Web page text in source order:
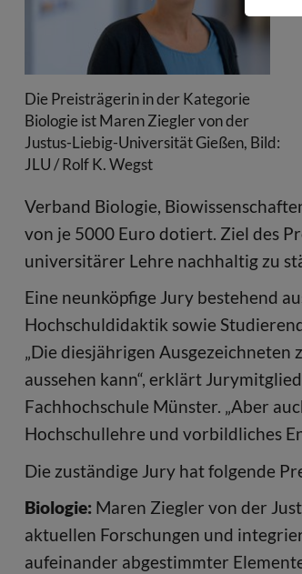
Die Preisträgerin in der Kategorie
Biologie ist Maren Ziegler von der
Justus-Liebig-Universität Gießen, Bild:
JLU / Rolf K. Wegst
Verband Biologie,
von je 5000 Euro dotiert. Ziel des
universitärer Lehre nachhaltig zu
Eine neunköpfige Jury bestehend
Hochschuldidaktik sowie
„Die diesjährigen
aussehen kann“, erklärt
Fachhochschule Münster. „Aber
Hochschullehre und vorbildliches
Die zuständige Jury hat folgende
Biologie: Maren Ziegler von der
aktuellen Forschungen und
aufeinander abgestimmter